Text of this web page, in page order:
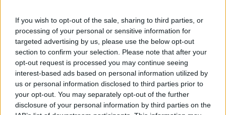
If you wish to opt-out of the sale, sharing to third parties, or
processing of your personal or sensitive information for
targeted advertising by us, please use the below opt-out
section to confirm your selection. Please note that after your
opt-out request is processed you may continue seeing
interest-based ads based on personal information utilized by
us or personal information disclosed to third parties prior to
your opt-out. You may separately opt-out of the further
disclosure of your personal information by third parties on the
L’uomo naturalmente non prende posizioni e Pulcinella è di nuovo
sfortunata poiché i suoi sospetti non sono infondati. Scopre difatti
indumenti intimi femminilinell’appartamento di lui come prova
dell’esistenza di una vita parallela condotta da quest’ultimo bell’
esemplare di uomo che il destino le ha messo di fronte. La storia di
Pulcinella non è un segreto, poiché nonostante i tentativi di tenere
nascosto tale vissuto, è ovvio a tutti, quanto è accaduto a questa
donna. Lei oltretutto è dotata di una forte ironia e crede, di
prendersi gioco degli uomini, svelando i retroscena delle situazioni
scottanti da lei vissute con dei malfidati e mascalzoni, non